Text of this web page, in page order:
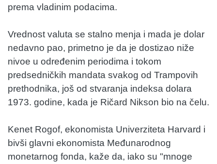
prema vladinim podacima.
Vrednost valuta se stalno menja i mada je dolar
nedavno pao, primetno je da je dostizao niže
nivoe u određenim periodima i tokom
predsedničkih mandata svakog od Trampovih
prethodnika, još od stvaranja indeksa dolara
1973. godine, kada je Ričard Nikson bio na čelu.
Kenet Rogof, ekonomista Univerziteta Harvard i
bivši glavni ekonomista Međunarodnog
monetarnog fonda, kaže da, iako su "mnoge